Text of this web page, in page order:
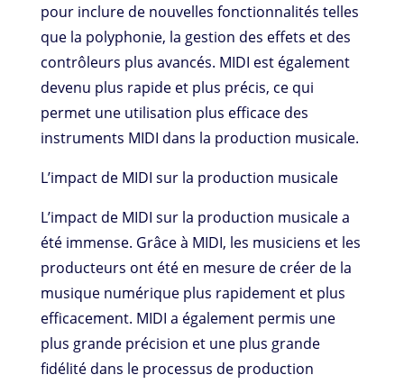
pour inclure de nouvelles fonctionnalités telles
que la polyphonie, la gestion des effets et des
contrôleurs plus avancés. MIDI est également
devenu plus rapide et plus précis, ce qui
permet une utilisation plus efficace des
instruments MIDI dans la production musicale.
L’impact de MIDI sur la production musicale
L’impact de MIDI sur la production musicale a
été immense. Grâce à MIDI, les musiciens et les
producteurs ont été en mesure de créer de la
musique numérique plus rapidement et plus
efficacement. MIDI a également permis une
plus grande précision et une plus grande
fidélité dans le processus de production